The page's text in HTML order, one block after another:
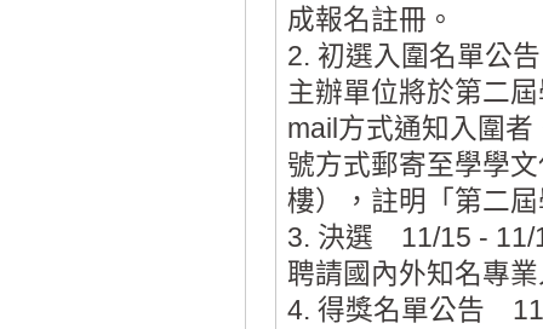
成報名註冊。
2. 初選入圍名單公
主辦單位將於第二
mail方式通知入圍
號方式郵寄至學學
樓），註明「第二
3. 決選 11/15 - 11/
聘請國內外知名專
4. 得獎名單公告